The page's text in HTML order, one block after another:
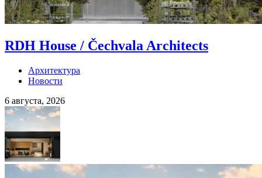
RDH House / Čechvala Architects
Архитектура
Новости
6 августа, 2026